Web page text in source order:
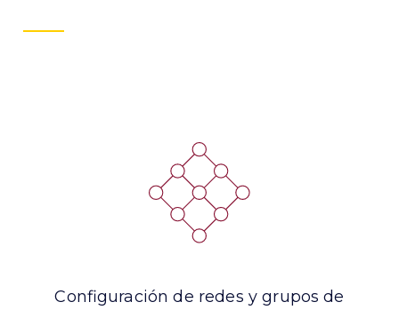
Configuración de redes y grupos de